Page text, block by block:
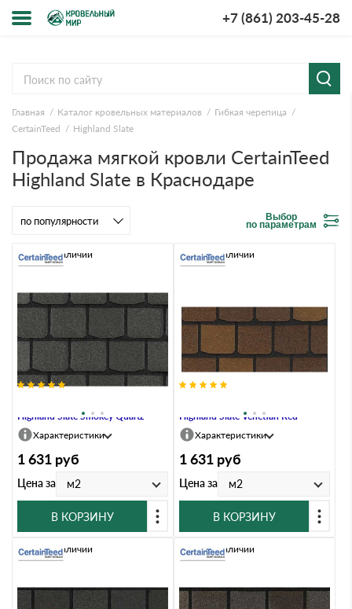
+7 (861) 203-45-28
компании
и оплата
ответы
Главная Каталог кровельных материалов
Гибкая черепица
CertainTeed
Highland Slate
Продажа мягкой кровли CertainTeed
Highland Slate в Краснодаре
Выбор
по параметрам
Highland Slate Smokey Quartz
Нет в наличии
Характеристики
1 631 руб
Цена за м2
В КОРЗИНУ
Highland Slate Venetian Red
Нет в наличии
Характеристики
1 631 руб
Цена за м2
В КОРЗИНУ
Нет в наличии Нет в наличии